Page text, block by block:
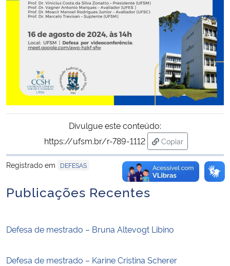
Advocacia-Geral da União
Banco Central do Brasil
Planalto
Divulgue este conteúdo:
https://ufsm.br/r-789-1112
Copiar
para área de
Registrado em
DEFESAS
Publicações Recentes
Defesa de mestrado – Bruna Altevogt Libino
Defesa de mestrado – Karine Cristina Scherer